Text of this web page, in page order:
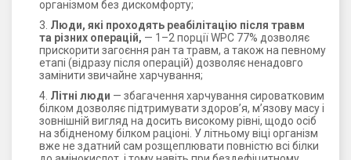
організмом без дискомфорту;
Люди, які проходять реабілітацію після травм
та різних операцій, — 1–2 порції WPC 77% дозволяє
прискорити загоєння ран та травм, а також на певному
етапі (відразу після операцій) дозволяє ненадовго
замінити звичайне харчування;
Літні люди — збагачення харчування сироватковим
білком дозволяє підтримувати здоров’я, м’язову масу і
зовнішній вигляд на досить високому рівні, щодо осіб
на збідненому білком раціоні. У літньому віці організм
вже не здатний сам розщеплювати повністю всі білки